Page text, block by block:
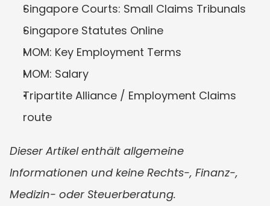
Singapore Courts: Small Claims Tribunals
Singapore Statutes Online
MOM: Key Employment Terms
MOM: Salary
Tripartite Alliance / Employment Claims
route
Dieser Artikel enthält allgemeine
Informationen und keine Rechts-, Finanz-,
Medizin- oder Steuerberatung.